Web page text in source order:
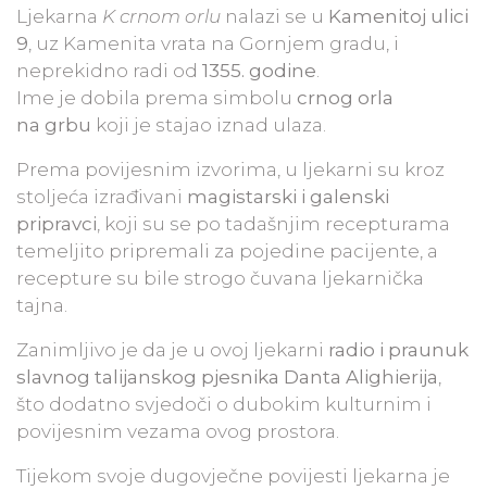
Ljekarna K crnom orlu nalazi se u Kamenitoj ulici
9 , uz Kamenita vrata na Gornjem gradu, i
neprekidno radi od 1355. godine
Ime je dobila prema simbolu crnog orla
na grbu koji je stajao iznad ulaza.
Prema povijesnim izvorima, u ljekarni su kroz
stoljeća izrađivani magistarski i galenski
pripravci , koji su se po tadašnjim recepturama
temeljito pripremali za pojedine pacijente, a
recepture su bile strogo čuvana ljekarnička
tajna.
Zanimljivo je da je u ovoj ljekarni radio i praunuk
slavnog talijanskog pjesnika Danta Alighierija
što dodatno svjedoči o dubokim kulturnim i
povijesnim vezama ovog prostora.
Tijekom svoje dugovječne povijesti ljekarna je